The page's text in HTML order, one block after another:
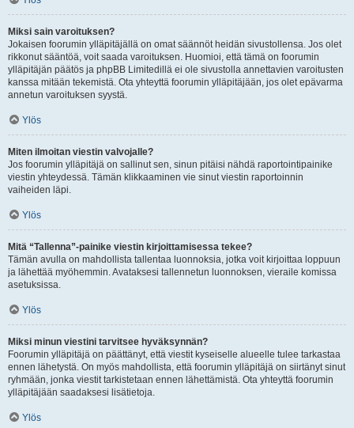
Miksi sain varoituksen?
Jokaisen foorumin ylläpitäjällä on omat säännöt heidän sivustollensa. Jos olet
rikkonut sääntöä, voit saada varoituksen. Huomioi, että tämä on foorumin
ylläpitäjän päätös ja phpBB Limitedillä ei ole sivustolla annettavien varoitusten
kanssa mitään tekemistä. Ota yhteyttä foorumin ylläpitäjään, jos olet epävarma
annetun varoituksen syystä.
Ylös
Miten ilmoitan viestin valvojalle?
Jos foorumin ylläpitäjä on sallinut sen, sinun pitäisi nähdä raportointipainike
viestin yhteydessä. Tämän klikkaaminen vie sinut viestin raportoinnin
vaiheiden läpi.
Ylös
Mitä “Tallenna”-painike viestin kirjoittamisessa tekee?
Tämän avulla on mahdollista tallentaa luonnoksia, jotka voit kirjoittaa loppuun
ja lähettää myöhemmin. Avataksesi tallennetun luonnoksen, vieraile komissa
asetuksissa.
Ylös
Miksi minun viestini tarvitsee hyväksynnän?
Foorumin ylläpitäjä on päättänyt, että viestit kyseiselle alueelle tulee tarkastaa
ennen lähetystä. On myös mahdollista, että foorumin ylläpitäjä on siirtänyt sinut
ryhmään, jonka viestit tarkistetaan ennen lähettämistä. Ota yhteyttä foorumin
ylläpitäjään saadaksesi lisätietoja.
Ylös